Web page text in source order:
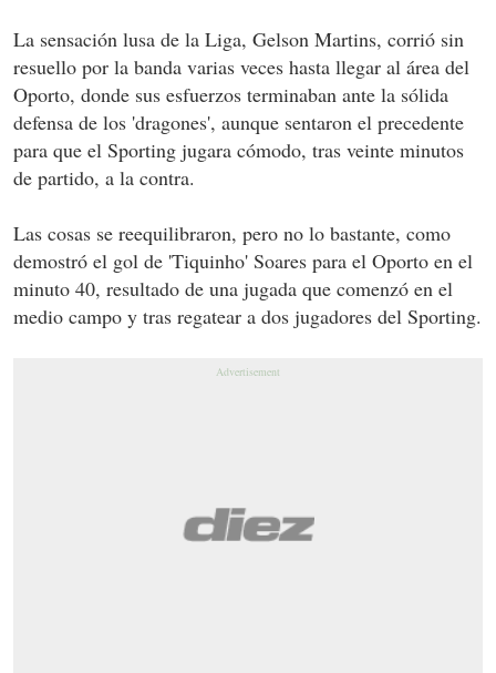
La sensación lusa de la Liga, Gelson Martins, corrió sin
resuello por la banda varias veces hasta llegar al área del
Oporto, donde sus esfuerzos terminaban ante la sólida
defensa de los 'dragones', aunque sentaron el precedente
para que el Sporting jugara cómodo, tras veinte minutos
de partido, a la contra.
Las cosas se reequilibraron, pero no lo bastante, como
demostró el gol de 'Tiquinho' Soares para el Oporto en el
minuto 40, resultado de una jugada que comenzó en el
medio campo y tras regatear a dos jugadores del Sporting.